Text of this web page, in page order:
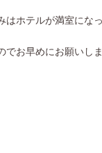
はホテルが満室にな
でお早めにお願いし